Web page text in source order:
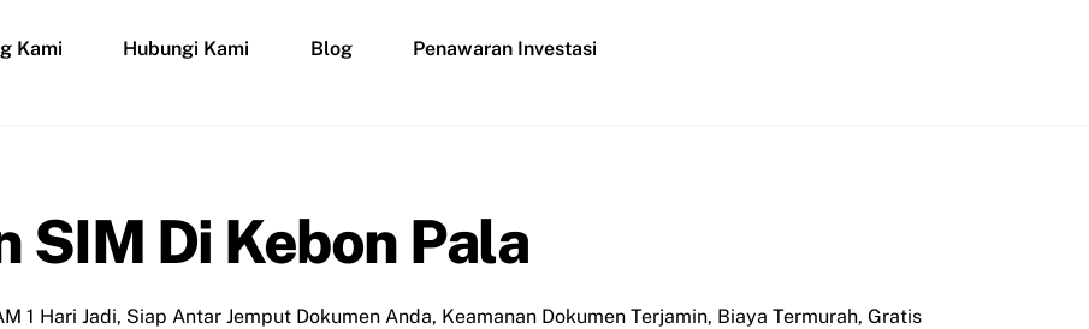
Kami Hubungi Kami Blog Penawaran Investasi
SIM Di Kebon Pala
1 Hari Jadi, Siap Antar Jemput Dokumen Anda, Keamanan Dokumen Terjamin, Biaya Termurah, Gratis